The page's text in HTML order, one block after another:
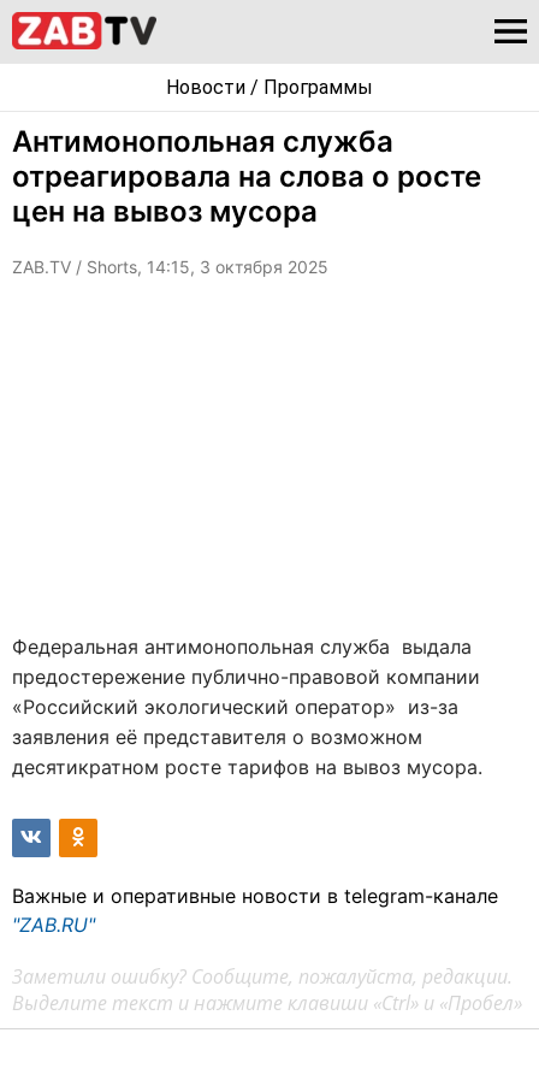
Новости / Программы
Антимонопольная служба
отреагировала на слова о росте
цен на вывоз мусора
ZAB.TV / Shorts, 14:15, 3 октября 2025
Федеральная антимонопольная служба выдала
предостережение публично-правовой компании
«Российский экологический оператор» из-за
заявления её представителя о возможном
десятикратном росте тарифов на вывоз мусора.
Важные и оперативные новости в telegram-канале
"ZAB.RU"
Заметили ошибку? Сообщите, пожалуйста, редакции.
Выделите текст и нажмите клавиши «Ctrl» и «Пробел»